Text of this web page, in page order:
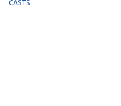
CASTS